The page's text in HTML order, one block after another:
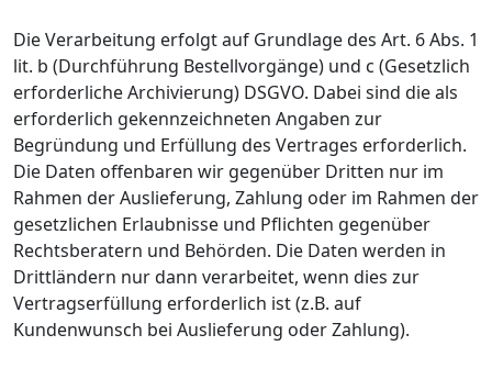
Die Verarbeitung erfolgt auf Grundlage des Art. 6 Abs. 1
lit. b (Durchführung Bestellvorgänge) und c (Gesetzlich
erforderliche Archivierung) DSGVO. Dabei sind die als
erforderlich gekennzeichneten Angaben zur
Begründung und Erfüllung des Vertrages erforderlich.
Die Daten offenbaren wir gegenüber Dritten nur im
Rahmen der Auslieferung, Zahlung oder im Rahmen der
gesetzlichen Erlaubnisse und Pflichten gegenüber
Rechtsberatern und Behörden. Die Daten werden in
Drittländern nur dann verarbeitet, wenn dies zur
Vertragserfüllung erforderlich ist (z.B. auf
Kundenwunsch bei Auslieferung oder Zahlung).